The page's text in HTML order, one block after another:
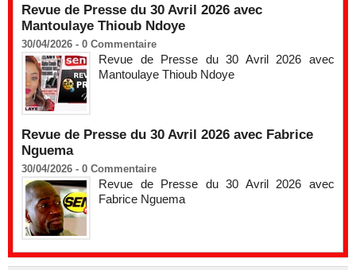
Revue de Presse du 30 Avril 2026 avec
Mantoulaye Thioub Ndoye
30/04/2026 - 0 Commentaire
Revue de Presse du 30 Avril 2026 avec
Mantoulaye Thioub Ndoye
Revue de Presse du 30 Avril 2026 avec Fabrice
Nguema
30/04/2026 - 0 Commentaire
Revue de Presse du 30 Avril 2026 avec
Fabrice Nguema